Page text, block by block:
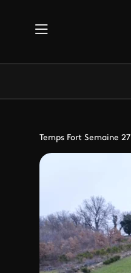
Temps Fort Semaine 27